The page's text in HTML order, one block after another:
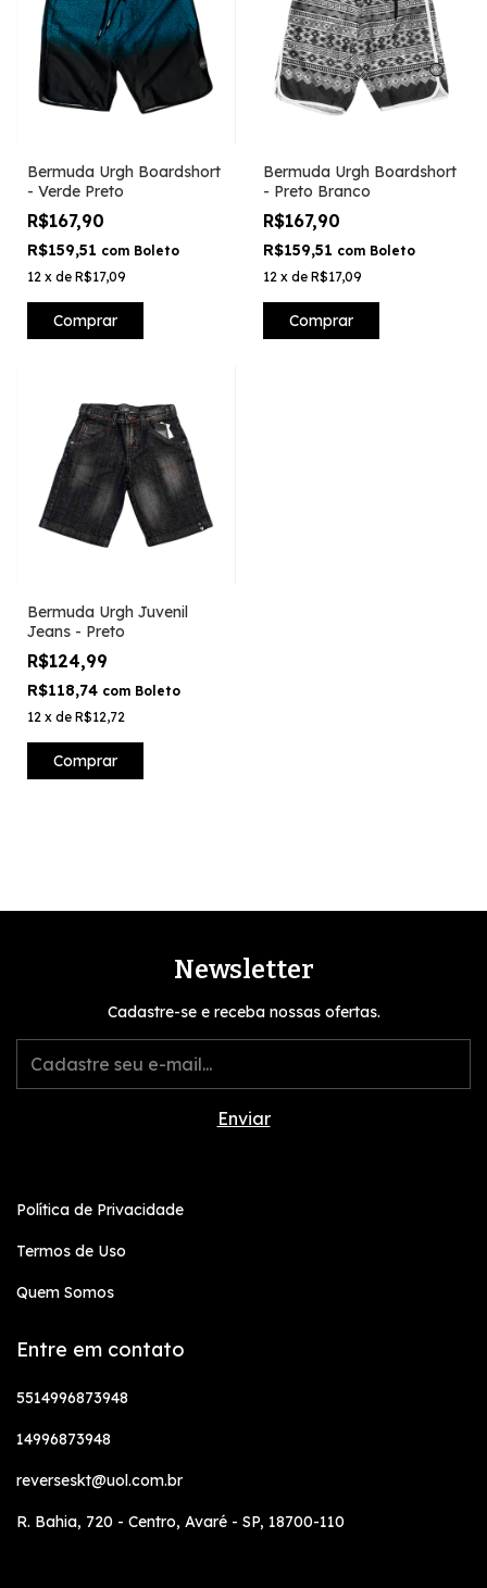
Bermuda Urgh Boardshort
- Verde Preto
R$167,90
R$159,51 com Boleto
12 x de R$17,09
Comprar
Bermuda Urgh Boardshort
- Preto Branco
R$167,90
R$159,51 com Boleto
12 x de R$17,09
Comprar
Bermuda Urgh Juvenil
Jeans - Preto
R$124,99
R$118,74 com Boleto
12 x de R$12,72
Comprar
Newsletter
Cadastre-se e receba nossas ofertas.
Política de Privacidade
Termos de Uso
Quem Somos
Entre em contato
5514996873948
14996873948
reverseskt@uol.com.br
R. Bahia, 720 - Centro, Avaré - SP, 18700-110